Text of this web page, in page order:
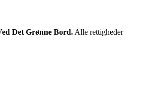
Det Grønne Bord. Alle rettigheder